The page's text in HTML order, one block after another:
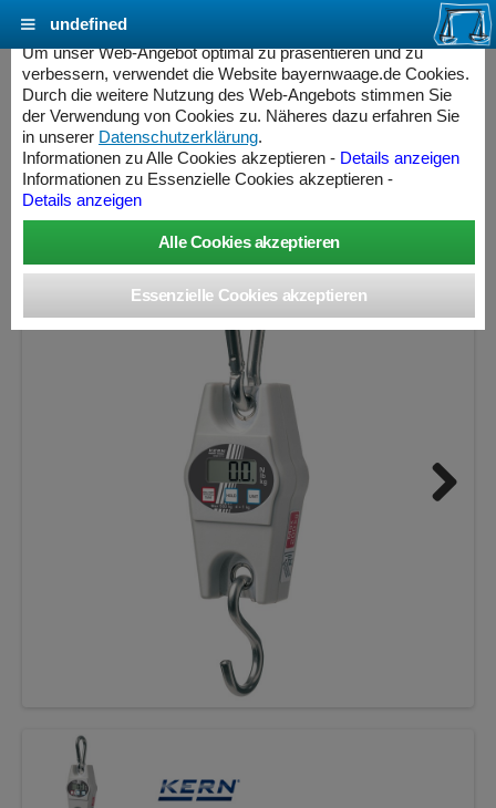
KERN Kranwaage HCB 100K200 Handliche
Kranwaage
Wägebereich: 100 kg, Ablesbarkeit: 0,2 kg, nicht eichfähig
Cookie Einstellungen - bayernwaage.de
Um unser Web-Angebot optimal zu präsentieren und zu
verbessern, verwendet die Website bayernwaage.de Cookies.
Durch die weitere Nutzung des Web-Angebots stimmen Sie
der Verwendung von Cookies zu. Näheres dazu erfahren Sie
in unserer Datenschutzerklärung.
Informationen zu Alle Cookies akzeptieren - Details anzeigen
Informationen zu Essenzielle Cookies akzeptieren -
Details anzeigen
undefined